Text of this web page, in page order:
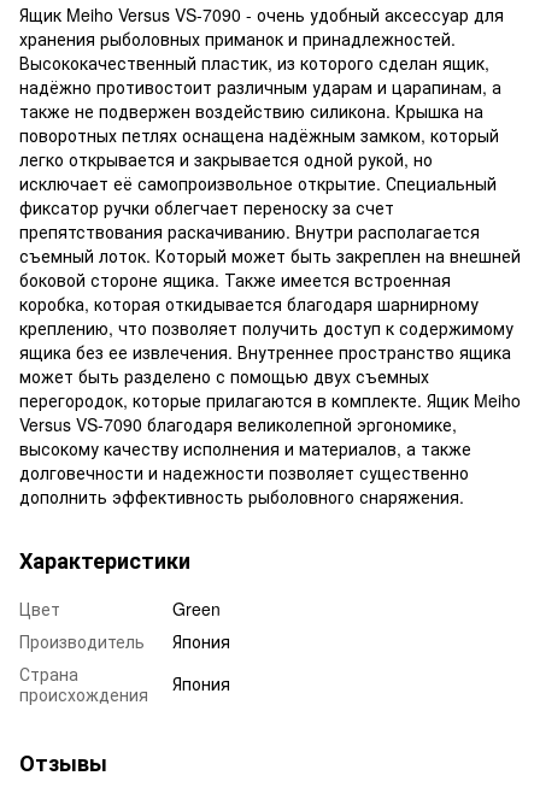
Ящик Meiho Versus VS-7090 - очень удобный аксессуар для
хранения рыболовных приманок и принадлежностей.
Высококачественный пластик, из которого сделан ящик,
надёжно противостоит различным ударам и царапинам, а
также не подвержен воздействию силикона. Крышка на
поворотных петлях оснащена надёжным замком, который
легко открывается и закрывается одной рукой, но
исключает её самопроизвольное открытие. Специальный
фиксатор ручки облегчает переноску за счет
препятствования раскачиванию. Внутри располагается
съемный лоток. Который может быть закреплен на внешней
боковой стороне ящика. Также имеется встроенная
коробка, которая откидывается благодаря шарнирному
креплению, что позволяет получить доступ к содержимому
ящика без ее извлечения. Внутреннее пространство ящика
может быть разделено с помощью двух съемных
перегородок, которые прилагаются в комплекте. Ящик Meiho
Versus VS-7090 благодаря великолепной эргономике,
высокому качеству исполнения и материалов, а также
долговечности и надежности позволяет существенно
дополнить эффективность рыболовного снаряжения.
Характеристики
Цвет
Green
Производитель
Япония
Страна
происхождения
Япония
Отзывы